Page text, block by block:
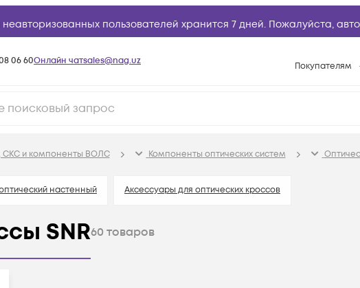
пользователей хранится 7 дней. Пожалуйста,
06 60Онлайн чатsales@nag.uz Покупателям
Вопросы и
СКС и компоненты ВОЛС Компоненты оптических систем
настенный Аксессуары для оптических кроссов
SNR60 товаров